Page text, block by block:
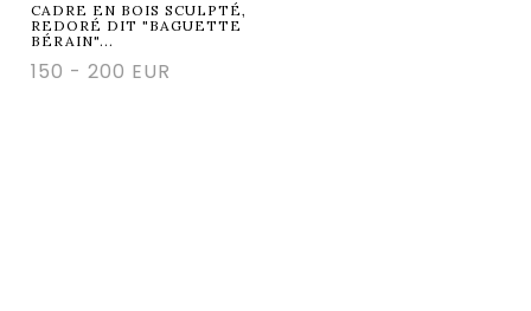
CADRE EN BOIS SCULPTÉ,
REDORÉ DIT "BAGUETTE
BÉRAIN"...
150 - 200 EUR